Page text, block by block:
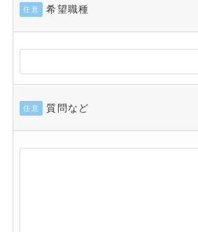
任意 希望職種
任意 質問など